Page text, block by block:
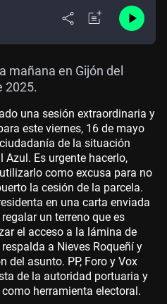
mañana en Gijón del
2025.
una sesión extraordinaria y
este viernes, 16 de mayo
de la situación
Es urgente hacerlo,
como excusa para no
la cesión de la parcela.
en una carta enviada
un terreno que es
el acceso a la lámina de
a Nieves Roqueñí y
del asunto. PP, Foro y Vox
de la autoridad portuaria y
herramienta electoral.